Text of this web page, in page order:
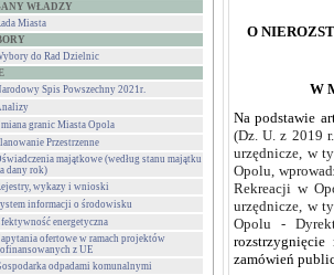
WŁADZY
Miasta
do Rad Dzielnic
Spis Powszechny 2021r.
granic Miasta Opola
Przestrzenne
majątkowe (według stanu majątku
dany rok)
wykazy i wnioski
informacji o środowisku
energetyczna
ofertowe w ramach projektów
z UE
odpadami komunalnymi
O
W
Na podstawie
(Dz. U. z 2019
urzędnicze, w
Opolu,
Rekreacji w
urzędnicze, w
Opolu -
zamówień